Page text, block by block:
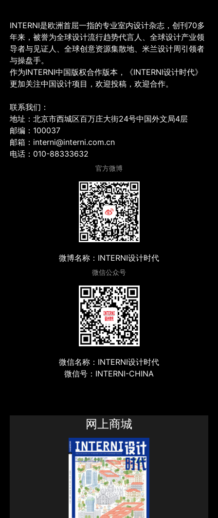
INTERNI是欧洲首屈一指的专业室内设计杂志，创刊70多
年来，被誉为全球设计流行趋势代言人、全球设计产业领
导者与见证人、全球创意资源集散地、米兰设计周引领者
与操盘手。
作为INTERNI中国版权合作版本，《INTERNI设计时代》
更加关注中国设计项目，欢迎投稿，欢迎合作。
联系我们：
地址：北京市西城区百万庄大街24号中国外文局4层
邮编：100037
邮箱：interni@interni.com.cn
电话：010-88333632
官方微博
微博名称：INTERNI设计时代
微信公众号
微信名称：INTERNI设计时代
微信号：INTERNI-CHINA
网上商城